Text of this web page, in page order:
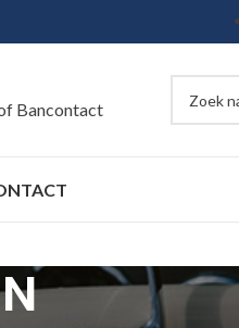
Bancontact